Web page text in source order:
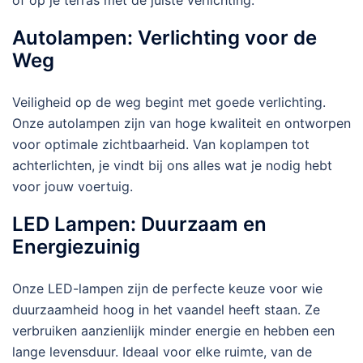
Autolampen: Verlichting voor de
Weg
Veiligheid op de weg begint met goede verlichting.
Onze autolampen zijn van hoge kwaliteit en ontworpen
voor optimale zichtbaarheid. Van koplampen tot
achterlichten, je vindt bij ons alles wat je nodig hebt
voor jouw voertuig.
LED Lampen: Duurzaam en
Energiezuinig
Onze LED-lampen zijn de perfecte keuze voor wie
duurzaamheid hoog in het vaandel heeft staan. Ze
verbruiken aanzienlijk minder energie en hebben een
lange levensduur. Ideaal voor elke ruimte, van de